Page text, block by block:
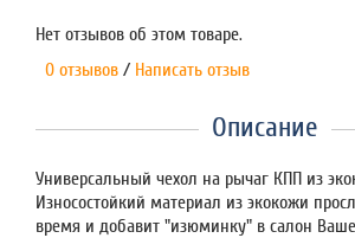
Нет отзывов об этом товаре.
0 отзывов / Написать отзыв
Описание
Универсальный чехол на рычаг КПП из
Износостойкий материал из экокожи
время и добавит "изюминку" в салон